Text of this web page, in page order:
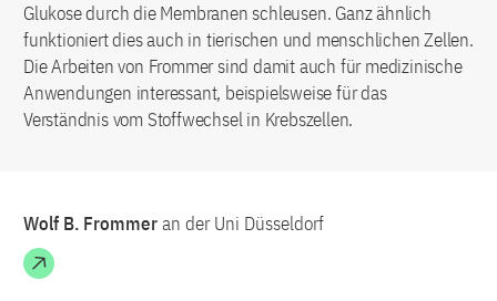
Glukose durch die Membranen schleusen. Ganz ähnlich
funktioniert dies auch in tierischen und menschlichen Zellen.
Die Arbeiten von Frommer sind damit auch für medizinische
Anwendungen interessant, beispielsweise für das
Verständnis vom Stoffwechsel in Krebszellen.
Wolf B. Frommeran der Uni Düsseldorf